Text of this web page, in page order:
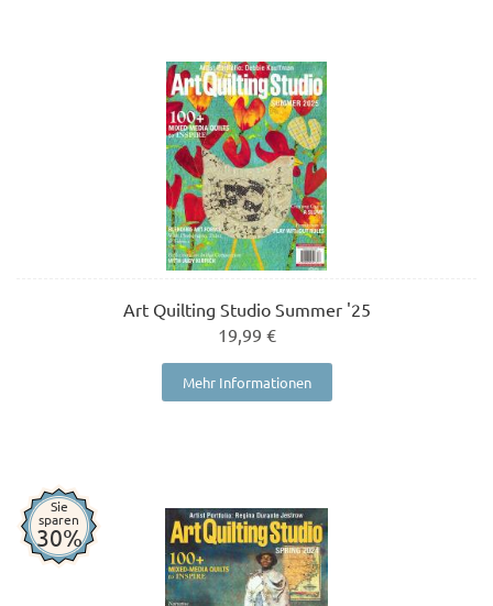
Art Quilting Studio Summer '25
19,99 €
Mehr Informationen
Sie
sparen
30%